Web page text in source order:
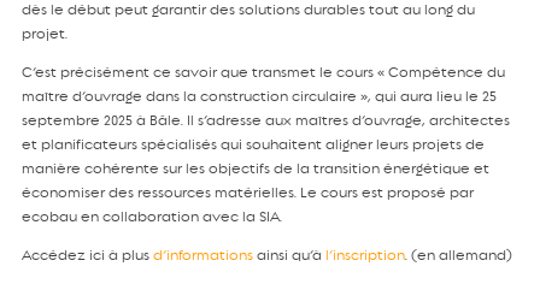
dès le début peut garantir des solutions durables tout au long du
projet.
C’est précisément ce savoir que transmet le cours « Compétence du
maître d’ouvrage dans la construction circulaire », qui aura lieu le 25
septembre 2025 à Bâle. Il s’adresse aux maîtres d’ouvrage, architectes
et planificateurs spécialisés qui souhaitent aligner leurs projets de
manière cohérente sur les objectifs de la transition énergétique et
économiser des ressources matérielles. Le cours est proposé par
ecobau en collaboration avec la SIA.
Accédez ici à plus d’informations ainsi qu’à l’inscription. (en allemand)